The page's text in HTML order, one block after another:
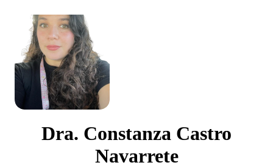
Dra. Constanza Castro
Navarrete